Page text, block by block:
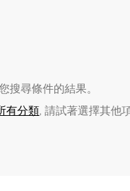
搜尋條件的結果。
有分類, 請試著選擇其他